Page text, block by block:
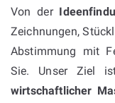
Von der
Zeichnungen,
Abstimmung mit
Sie. Unser Ziel
wirtschaftlicher